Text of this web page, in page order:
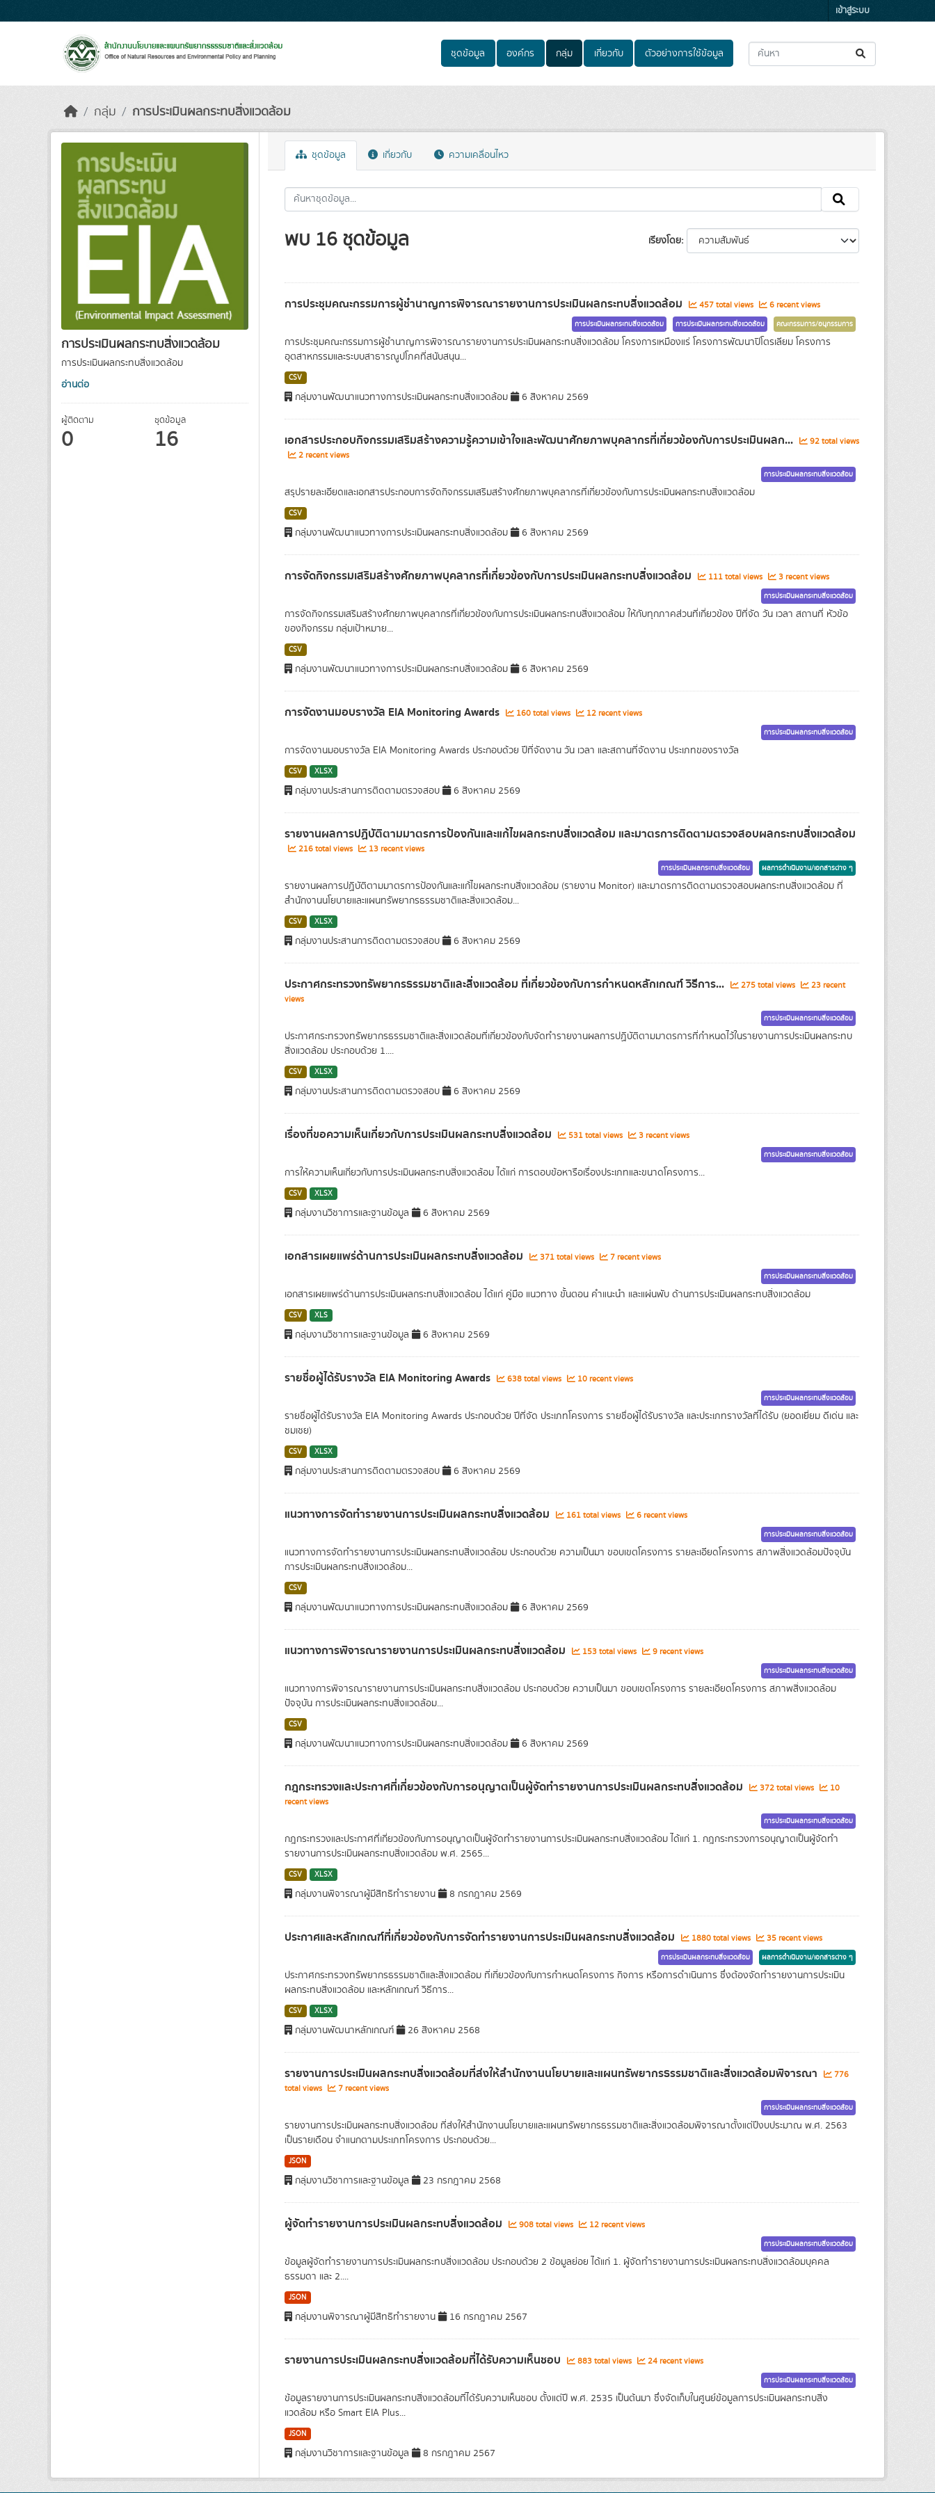
เข้าสู่ระบบ
ชุดข้อมูล องค์กร กลุ่ม เกี่ยวกับ ตัวอย่างการใช้ข้อมูล
กลุ่ม การประเมินผลกระทบสิ่งแวดล้อม
การประเมินผลกระทบสิ่งแวดล้อม
การประเมินผลกระทบสิ่งแวดล้อม
อ่านต่อ
ผู้ติดตาม
0
ชุดข้อมูล
16
ชุดข้อมูล เกี่ยวกับ ความเคลื่อนไหว
เรียงโดย
พบ 16 ชุดข้อมูล
การประชุมคณะกรรมการผู้ชำนาญการพิจารณารายงานการประเมินผลกระทบสิ่งแวดล้อม 457 total views 6 recent views
การประเมินผลกระทบสิ่งแวดล้อม การประเมินผลกระทบสิ่งแวดล้อม คณะกรรมการ/อนุกรรมการ
การประชุมคณะกรรมการผู้ชำนาญการพิจารณารายงานการประเมินผลกระทบสิ่งแวดล้อม โครงการเหมืองแร่ โครงการพัฒนาปิโตรเลียม โครงการ
อุตสาหกรรมและระบบสาธารณูปโภคที่สนับสนุน...
CSV
กลุ่มงานพัฒนาแนวทางการประเมินผลกระทบสิ่งแวดล้อม 6 สิงหาคม 2569
เอกสารประกอบกิจกรรมเสริมสร้างความรู้ความเข้าใจและพัฒนาศักยภาพบุคลากรที่เกี่ยวข้องกับการประเมินผลก...
92 total views
2 recent views
การประเมินผลกระทบสิ่งแวดล้อม
สรุปรายละเอียดและเอกสารประกอบการจัดกิจกรรมเสริมสร้างศักยภาพบุคลากรที่เกี่ยวข้องกับการประเมินผลกระทบสิ่งแวดล้อม
CSV
กลุ่มงานพัฒนาแนวทางการประเมินผลกระทบสิ่งแวดล้อม 6 สิงหาคม 2569
การจัดกิจกรรมเสริมสร้างศักยภาพบุคลากรที่เกี่ยวข้องกับการประเมินผลกระทบสิ่งแวดล้อม 111 total views 3 recent views
การประเมินผลกระทบสิ่งแวดล้อม
การจัดกิจกรรมเสริมสร้างศักยภาพบุคลากรที่เกี่ยวข้องกับการประเมินผลกระทบสิ่งแวดล้อม ให้กับทุกภาคส่วนที่เกี่ยวข้อง ปีที่จัด วัน เวลา สถานที่ หัวข้อ
ของกิจกรรม กลุ่มเป้าหมาย...
CSV
กลุ่มงานพัฒนาแนวทางการประเมินผลกระทบสิ่งแวดล้อม 6 สิงหาคม 2569
การจัดงานมอบรางวัล EIA Monitoring Awards 160 total views 12 recent views
การประเมินผลกระทบสิ่งแวดล้อม
การจัดงานมอบรางวัล EIA Monitoring Awards ประกอบด้วย ปีที่จัดงาน วัน เวลา และสถานที่จัดงาน ประเภทของรางวัล
CSV XLSX
กลุ่มงานประสานการติดตามตรวจสอบ 6 สิงหาคม 2569
รายงานผลการปฏิบัติตามมาตรการป้องกันและแก้ไขผลกระทบสิ่งแวดล้อม และมาตรการติดตามตรวจสอบผลกระทบสิ่งแวดล้อม
216 total views 13 recent views
การประเมินผลกระทบสิ่งแวดล้อม ผลการดำเนินงาน/เอกสารต่าง ๆ
รายงานผลการปฏิบัติตามมาตรการป้องกันและแก้ไขผลกระทบสิ่งแวดล้อม (รายงาน Monitor) และมาตรการติดตามตรวจสอบผลกระทบสิ่งแวดล้อม ที่
สำนักงานนโยบายและแผนทรัพยากรธรรมชาติและสิ่งแวดล้อม...
CSV XLSX
กลุ่มงานประสานการติดตามตรวจสอบ 6 สิงหาคม 2569
ประกาศกระทรวงทรัพยากรธรรมชาติและสิ่งแวดล้อม ที่เกี่ยวข้องกับการกำหนดหลักเกณฑ์ วิธีการ... 275 total views
23 recent
views
การประเมินผลกระทบสิ่งแวดล้อม
ประกาศกระทรวงทรัพยากรธรรมชาติและสิ่งแวดล้อมที่เกี่ยวข้องกับจัดทำรายงานผลการปฏิบัติตามมาตรการที่กำหนดไว้ในรายงานการประเมินผลกระทบ
สิ่งแวดล้อม ประกอบด้วย 1....
CSV XLSX
กลุ่มงานประสานการติดตามตรวจสอบ 6 สิงหาคม 2569
เรื่องที่ขอความเห็นเกี่ยวกับการประเมินผลกระทบสิ่งแวดล้อม 531 total views 3 recent views
การประเมินผลกระทบสิ่งแวดล้อม
การให้ความเห็นเกี่ยวกับการประเมินผลกระทบสิ่งแวดล้อม ได้แก่ การตอบข้อหารือเรื่องประเภทและขนาดโครงการ...
CSV XLSX
กลุ่มงานวิชาการและฐานข้อมูล 6 สิงหาคม 2569
เอกสารเผยแพร่ด้านการประเมินผลกระทบสิ่งแวดล้อม 371 total views 7 recent views
การประเมินผลกระทบสิ่งแวดล้อม
เอกสารเผยแพร่ด้านการประเมินผลกระทบสิ่งแวดล้อม ได้แก่ คู่มือ แนวทาง ขั้นตอน คำแนะนำ และแผ่นพับ ด้านการประเมินผลกระทบสิ่งแวดล้อม
CSV XLS
กลุ่มงานวิชาการและฐานข้อมูล 6 สิงหาคม 2569
รายชื่อผู้ได้รับรางวัล EIA Monitoring Awards 638 total views 10 recent views
การประเมินผลกระทบสิ่งแวดล้อม
รายชื่อผู้ได้รับรางวัล EIA Monitoring Awards ประกอบด้วย ปีที่จัด ประเภทโครงการ รายชื่อผู้ได้รับรางวัล และประเภทรางวัลที่ได้รับ (ยอดเยี่ยม ดีเด่น และ
ชมเชย)
CSV XLSX
กลุ่มงานประสานการติดตามตรวจสอบ 6 สิงหาคม 2569
แนวทางการจัดทำรายงานการประเมินผลกระทบสิ่งแวดล้อม 161 total views 6 recent views
การประเมินผลกระทบสิ่งแวดล้อม
แนวทางการจัดทำรายงานการประเมินผลกระทบสิ่งแวดล้อม ประกอบด้วย ความเป็นมา ขอบเขตโครงการ รายละเอียดโครงการ สภาพสิ่งแวดล้อมปัจจุบัน
การประเมินผลกระทบสิ่งแวดล้อม...
CSV
กลุ่มงานพัฒนาแนวทางการประเมินผลกระทบสิ่งแวดล้อม 6 สิงหาคม 2569
แนวทางการพิจารณารายงานการประเมินผลกระทบสิ่งแวดล้อม 153 total views 9 recent views
การประเมินผลกระทบสิ่งแวดล้อม
แนวทางการพิจารณารายงานการประเมินผลกระทบสิ่งแวดล้อม ประกอบด้วย ความเป็นมา ขอบเขตโครงการ รายละเอียดโครงการ สภาพสิ่งแวดล้อม
ปัจจุบัน การประเมินผลกระทบสิ่งแวดล้อม...
CSV
กลุ่มงานพัฒนาแนวทางการประเมินผลกระทบสิ่งแวดล้อม 6 สิงหาคม 2569
กฎกระทรวงและประกาศที่เกี่ยวข้องกับการอนุญาตเป็นผู้จัดทำรายงานการประเมินผลกระทบสิ่งแวดล้อม 372 total views
10
recent views
การประเมินผลกระทบสิ่งแวดล้อม
กฎกระทรวงและประกาศที่เกี่ยวข้องกับการอนุญาตเป็นผู้จัดทำรายงานการประเมินผลกระทบสิ่งแวดล้อม ได้แก่ 1. กฎกระทรวงการอนุญาตเป็นผู้จัดทำ
รายงานการประเมินผลกระทบสิ่งแวดล้อม พ.ศ. 2565...
CSV XLSX
กลุ่มงานพิจารณาผู้มีสิทธิทำรายงาน 8 กรกฎาคม 2569
ประกาศและหลักเกณฑ์ที่เกี่ยวข้องกับการจัดทำรายงานการประเมินผลกระทบสิ่งแวดล้อม 1880 total views 35 recent views
การประเมินผลกระทบสิ่งแวดล้อม ผลการดำเนินงาน/เอกสารต่าง ๆ
ประกาศกระทรวงทรัพยากรธรรมชาติและสิ่งแวดล้อม ที่เกี่ยวข้องกับการกำหนดโครงการ กิจการ หรือการดำเนินการ ซึ่งต้องจัดทำรายงานการประเมิน
ผลกระทบสิ่งแวดล้อม และหลักเกณฑ์ วิธีการ...
CSV XLSX
กลุ่มงานพัฒนาหลักเกณฑ์ 26 สิงหาคม 2568
รายงานการประเมินผลกระทบสิ่งแวดล้อมที่ส่งให้สำนักงานนโยบายและแผนทรัพยากรธรรมชาติและสิ่งแวดล้อมพิจารณา
776
total views
7 recent views
การประเมินผลกระทบสิ่งแวดล้อม
รายงานการประเมินผลกระทบสิ่งแวดล้อม ที่ส่งให้สำนักงานนโยบายและแผนทรัพยากรธรรมชาติและสิ่งแวดล้อมพิจารณาตั้งแต่ปีงบประมาณ พ.ศ. 2563
เป็นรายเดือน จำแนกตามประเภทโครงการ ประกอบด้วย...
JSON
กลุ่มงานวิชาการและฐานข้อมูล 23 กรกฎาคม 2568
ผู้จัดทำรายงานการประเมินผลกระทบสิ่งแวดล้อม 908 total views 12 recent views
การประเมินผลกระทบสิ่งแวดล้อม
ข้อมูลผู้จัดทำรายงานการประเมินผลกระทบสิ่งแวดล้อม ประกอบด้วย 2 ข้อมูลย่อย ได้แก่ 1. ผู้จัดทำรายงานการประเมินผลกระทบสิ่งแวดล้อมบุคคล
ธรรมดา และ 2....
JSON
กลุ่มงานพิจารณาผู้มีสิทธิทำรายงาน 16 กรกฎาคม 2567
รายงานการประเมินผลกระทบสิ่งแวดล้อมที่ได้รับความเห็นชอบ 883 total views 24 recent views
การประเมินผลกระทบสิ่งแวดล้อม
ข้อมูลรายงานการประเมินผลกระทบสิ่งแวดล้อมที่ได้รับความเห็นชอบ ตั้งแต่ปี พ.ศ. 2535 เป็นต้นมา ซึ่งจัดเก็บในศูนย์ข้อมูลการประเมินผลกระทบสิ่ง
แวดล้อม หรือ Smart EIA Plus...
JSON
กลุ่มงานวิชาการและฐานข้อมูล 8 กรกฎาคม 2567